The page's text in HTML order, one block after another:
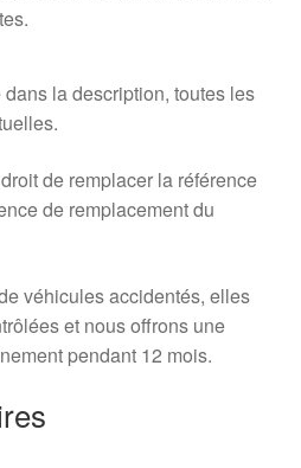
la description, toutes les
de remplacer la référence
de remplacement du
véhicules accidentés, elles
et nous offrons une
pendant 12 mois.